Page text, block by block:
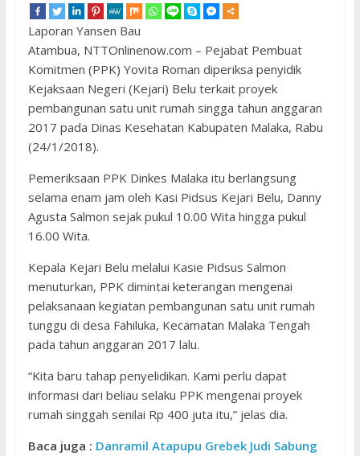
Laporan Yansen Bau
Atambua, NTTOnlinenow.com – Pejabat Pembuat
Komitmen (PPK) Yovita Roman diperiksa penyidik
Kejaksaan Negeri (Kejari) Belu terkait proyek
pembangunan satu unit rumah singga tahun anggaran
2017 pada Dinas Kesehatan Kabupaten Malaka, Rabu
(24/1/2018).
Pemeriksaan PPK Dinkes Malaka itu berlangsung
selama enam jam oleh Kasi Pidsus Kejari Belu, Danny
Agusta Salmon sejak pukul 10.00 Wita hingga pukul
16.00 Wita.
Kepala Kejari Belu melalui Kasie Pidsus Salmon
menuturkan, PPK dimintai keterangan mengenai
pelaksanaan kegiatan pembangunan satu unit rumah
tunggu di desa Fahiluka, Kecamatan Malaka Tengah
pada tahun anggaran 2017 lalu.
“Kita baru tahap penyelidikan. Kami perlu dapat
informasi dari beliau selaku PPK mengenai proyek
rumah singgah senilai Rp 400 juta itu,” jelas dia.
Baca juga : Danramil Atapupu Grebek Judi Sabung